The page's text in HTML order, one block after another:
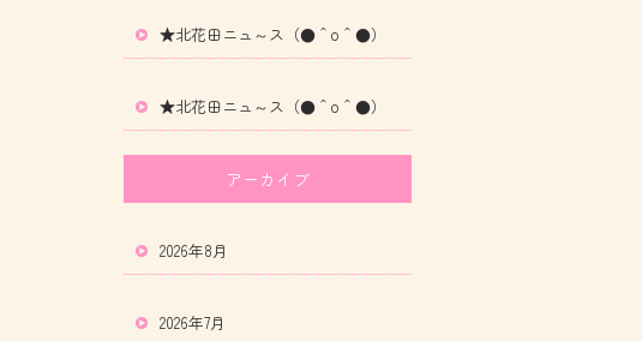
★北花田ニュ～ス（●＾o＾●）
★北花田ニュ～ス（●＾o＾●）
アーカイブ
2026年8月
2026年7月